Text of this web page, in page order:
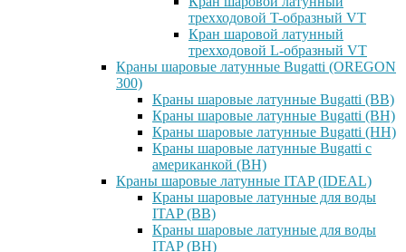
трехходовой T-образный VT
Кран шаровой латунный
трехходовой L-образный VT
Краны шаровые латунные Bugatti (OREGON
300)
Краны шаровые латунные Bugatti (ВВ)
Краны шаровые латунные Bugatti (ВН)
Краны шаровые латунные Bugatti (НН)
Краны шаровые латунные Bugatti с
американкой (ВН)
Краны шаровые латунные ITAP (IDEAL)
Краны шаровые латунные для воды
ITAP (ВВ)
Краны шаровые латунные для воды
ITAP (ВН)